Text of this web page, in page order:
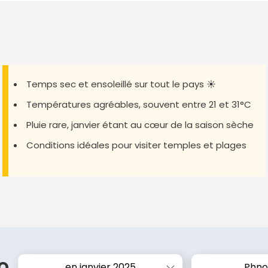
Temps sec et ensoleillé sur tout le pays ☀️
Températures agréables, souvent entre 21 et 31°C
Pluie rare, janvier étant au cœur de la saison sèche
Conditions idéales pour visiter temples et plages